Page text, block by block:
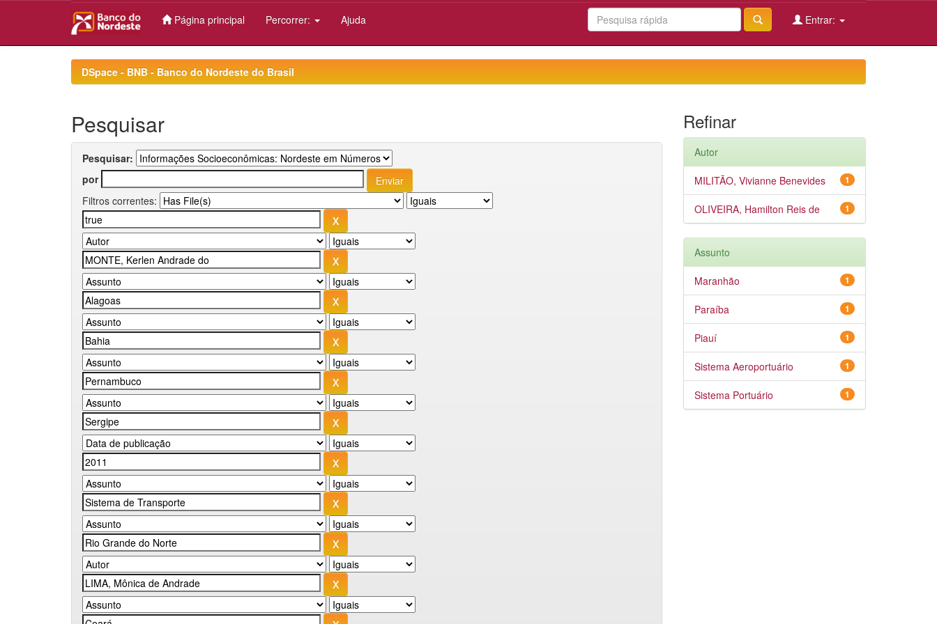
Página principal Percorrer: Ajuda Entrar:
DSpace - BNB - Banco do Nordeste do Brasil
Pesquisar
Pesquisar:
por
Filtros correntes:
Refinar
Autor
1
MILITÃO, Vivianne Benevides
1
OLIVEIRA, Hamilton Reis de
Assunto
1
Maranhão
1
Paraíba
1
Piauí
1
Sistema Aeroportuário
1
Sistema Portuário